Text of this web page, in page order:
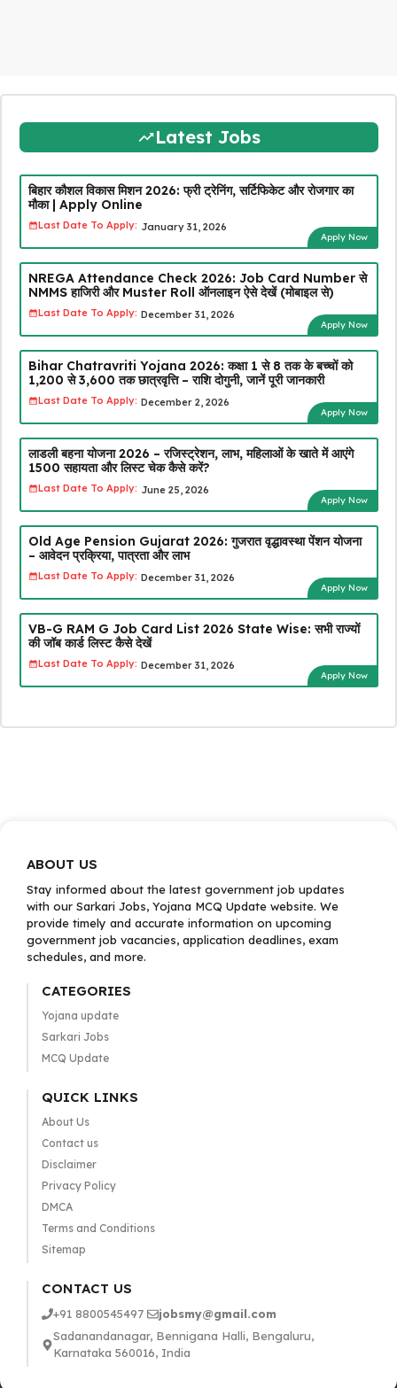
Latest Jobs
बिहार कौशल विकास मिशन 2026: फ्री ट्रेनिंग, सर्टिफिकेट और रोजगार का
मौका | Apply Online
Last Date To Apply: January 31, 2026
Apply Now
NREGA Attendance Check 2026: Job Card Number से
NMMS हाजिरी और Muster Roll ऑनलाइन ऐसे देखें (मोबाइल से)
Last Date To Apply: December 31, 2026
Apply Now
Bihar Chatravriti Yojana 2026: कक्षा 1 से 8 तक के बच्चों को
₹1,200 से ₹3,600 तक छात्रवृत्ति – राशि दोगुनी, जानें पूरी जानकारी
Last Date To Apply: December 2, 2026
Apply Now
लाडली बहना योजना 2026 – रजिस्ट्रेशन, लाभ, महिलाओं के खाते में आएंगे
₹1500 सहायता और लिस्ट चेक कैसे करें?
Last Date To Apply: June 25, 2026
Apply Now
Old Age Pension Gujarat 2026: गुजरात वृद्धावस्था पेंशन योजना
– आवेदन प्रक्रिया, पात्रता और लाभ
Last Date To Apply: December 31, 2026
Apply Now
VB-G RAM G Job Card List 2026 State Wise: सभी राज्यों
की जॉब कार्ड लिस्ट कैसे देखें
Last Date To Apply: December 31, 2026
Apply Now
ABOUT US
Stay informed about the latest government job updates
with our Sarkari Jobs, Yojana MCQ Update website. We
provide timely and accurate information on upcoming
government job vacancies, application deadlines, exam
schedules, and more.
CATEGORIES
Yojana update
Sarkari Jobs
MCQ Update
QUICK LINKS
About Us
Contact us
Disclaimer
Privacy Policy
DMCA
Terms and Conditions
Sitemap
CONTACT US
+91 8800545497
jobsmy@gmail.com
Sadanandanagar, Bennigana Halli, Bengaluru,
Karnataka 560016, India